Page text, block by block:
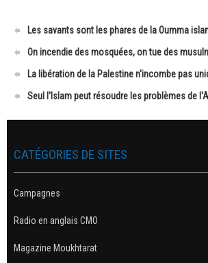
Les savants sont les phares de la Oumma
On incendie des mosquées, on tue des
La libération de la Palestine n'incombe pas
Seul l'Islam peut résoudre les problèmes de
CATÉGORIES DE SITES
Campagnes
Radio en anglais CMO
Magazine Moukhtarat